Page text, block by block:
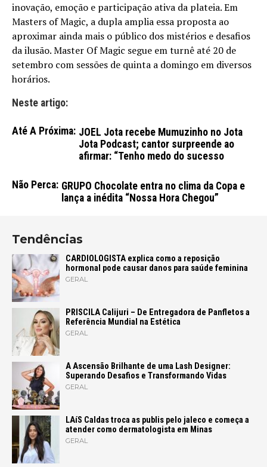
inovação, emoção e participação ativa da plateia. Em
Masters of Magic, a dupla amplia essa proposta ao
aproximar ainda mais o público dos mistérios e desafios
da ilusão. Master Of Magic segue em turnê até 20 de
setembro com sessões de quinta a domingo em diversos
horários.
Neste artigo:
Até A Próxima: JOEL Jota recebe Mumuzinho no Jota
Jota Podcast; cantor surpreende ao
afirmar: “Tenho medo do sucesso
Não Perca: GRUPO Chocolate entra no clima da Copa e
lança a inédita “Nossa Hora Chegou”
Tendências
CARDIOLOGISTA explica como a reposição
hormonal pode causar danos para saúde feminina
GERAL
PRISCILA Calijuri – De Entregadora de Panfletos a
Referência Mundial na Estética
GERAL
A Ascensão Brilhante de uma Lash Designer:
Superando Desafios e Transformando Vidas
GERAL
LAíS Caldas troca as publis pelo jaleco e começa a
atender como dermatologista em Minas
GERAL